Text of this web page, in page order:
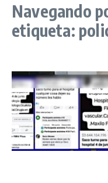
Navegando
etiqueta: